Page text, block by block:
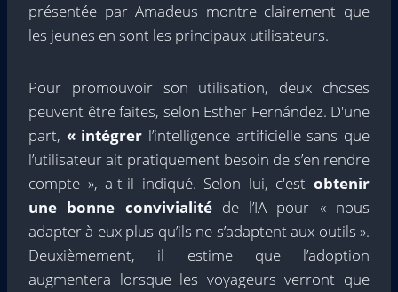
présentée par Amadeus montre clairement que
les jeunes en sont les principaux utilisateurs.
Pour promouvoir son utilisation, deux choses
peuvent être faites, selon Esther Fernández. D'une
part, « intégrer l’intelligence artificielle sans que
l’utilisateur ait pratiquement besoin de s’en rendre
compte », a-t-il indiqué. Selon lui, c'est obtenir
une bonne convivialitéde l’IA pour « nous
adapter à eux plus qu’ils ne s’adaptent aux outils ».
Deuxièmement, il estime que l’adoption
augmentera lorsque les voyageurs verront que